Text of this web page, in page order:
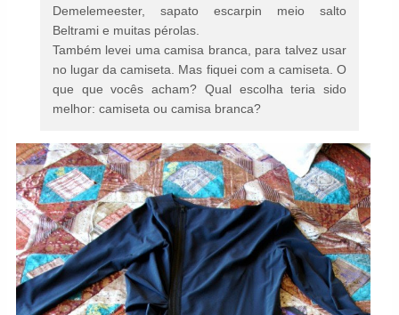
Demelemeester, sapato escarpin meio salto
Beltrami e muitas pérolas.
Também levei uma camisa branca, para talvez usar
no lugar da camiseta. Mas fiquei com a camiseta. O
que que vocês acham? Qual escolha teria sido
melhor: camiseta ou camisa branca?